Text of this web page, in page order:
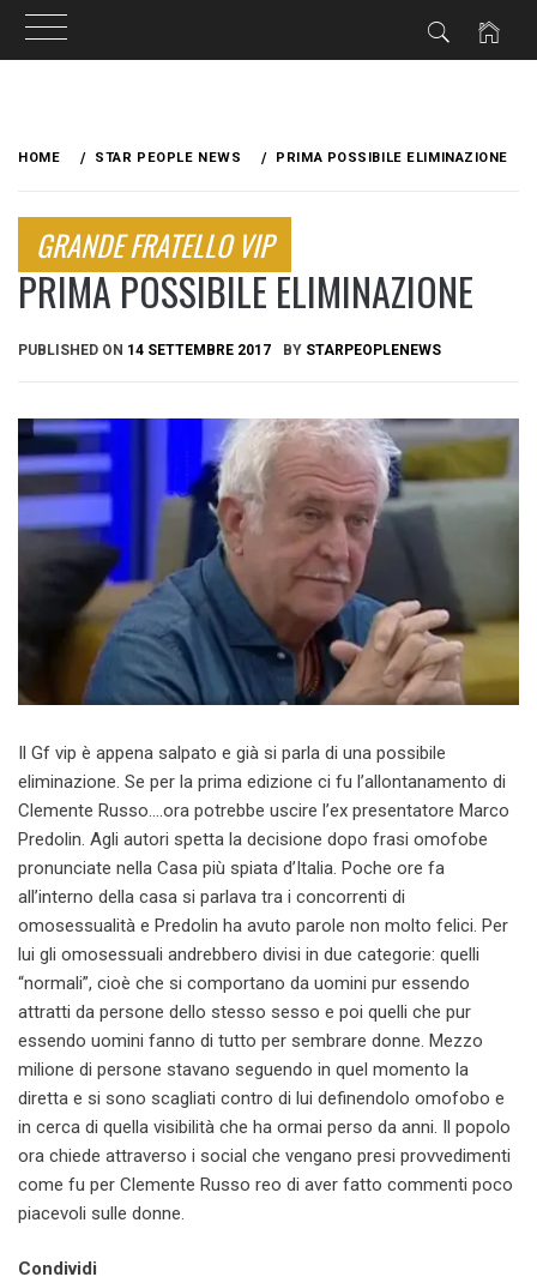
HOME STAR PEOPLE NEWS PRIMA POSSIBILE ELIMINAZIONE
GRANDE FRATELLO VIP
PRIMA POSSIBILE ELIMINAZIONE
PUBLISHED ON 14 SETTEMBRE 2017 BY STARPEOPLENEWS
Il Gf vip è appena salpato e già si parla di una possibile
eliminazione. Se per la prima edizione ci fu l’allontanamento di
Clemente Russo….ora potrebbe uscire l’ex presentatore Marco
Predolin. Agli autori spetta la decisione dopo frasi omofobe
pronunciate nella Casa più spiata d’Italia. Poche ore fa
all’interno della casa si parlava tra i concorrenti di
omosessualità e Predolin ha avuto parole non molto felici. Per
lui gli omosessuali andrebbero divisi in due categorie: quelli
“normali”, cioè che si comportano da uomini pur essendo
attratti da persone dello stesso sesso e poi quelli che pur
essendo uomini fanno di tutto per sembrare donne. Mezzo
milione di persone stavano seguendo in quel momento la
diretta e si sono scagliati contro di lui definendolo omofobo e
in cerca di quella visibilità che ha ormai perso da anni. Il popolo
ora chiede attraverso i social che vengano presi provvedimenti
come fu per Clemente Russo reo di aver fatto commenti poco
piacevoli sulle donne.
Condividi